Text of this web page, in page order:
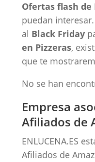
Ofertas flash de
puedan
al Black Friday
en Pizzeras,
que te
No se han
Empresa
Afiliados de
ENLUCENA.ES
Afiliados de